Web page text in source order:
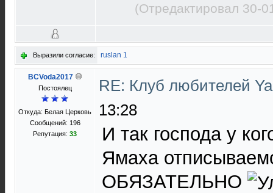
(Отредактировал 30-
Выразили согласие: ruslan 1
BCVoda2017
Постоялец
Откуда: Белая Церковь
Сообщений: 196
Репутация: 33
RE: Клуб любителей
13:28
И так господа у
Ямаха
ОБЯЗАТЕЛЬНО